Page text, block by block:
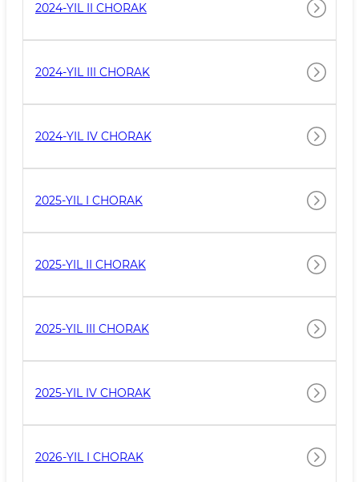
2024-YIL II CHORAK
2024-YIL III CHORAK
2024-YIL IV CHORAK
2025-YIL I CHORAK
2025-YIL II CHORAK
2025-YIL III CHORAK
2025-YIL IV CHORAK
2026-YIL I CHORAK